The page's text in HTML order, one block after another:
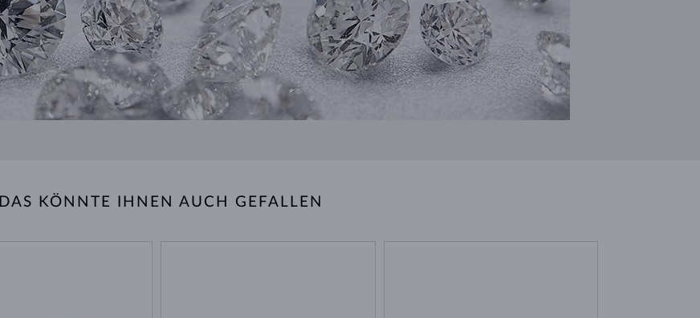
DAS KÖNNTE IHNEN AUCH GEFALLEN